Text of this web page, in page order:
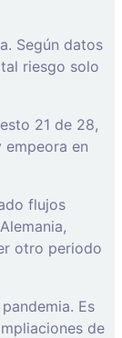
Según datos
riesgo solo
21 de 28,
en
flujos
otro periodo
Es
de